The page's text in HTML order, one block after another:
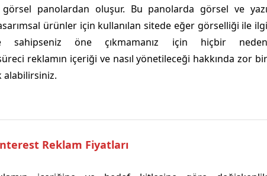
panolardan oluşur. Bu panolarda görsel ve yazı
ürünler için kullanılan sitede eğer görselliği ile ilgi
sahipseniz öne çıkmamanız için hiçbir neden
reklamın içeriği ve nasıl yönetileceği hakkında zor bir
alabilirsiniz.
Reklam Fiyatları